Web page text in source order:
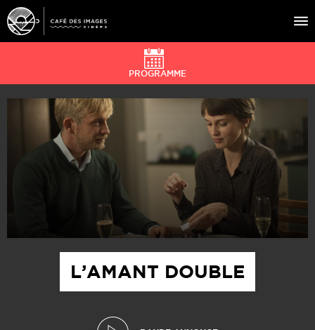
À L’AFFICHE
ÉVÉNEMENTS
CAFÉ DU CINÉ
PRATIQUE
ÉDUCATION AUX IMAGES
L’AMANT DOUBLE
PROGRAMME